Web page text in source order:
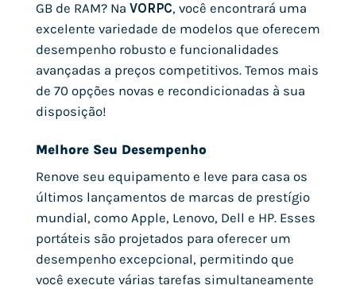
GB de RAM? Na VORPC, você encontrará uma
excelente variedade de modelos que oferecem
desempenho robusto e funcionalidades
avançadas a preços competitivos. Temos mais
de 70 opções novas e recondicionadas à sua
disposição!
Melhore Seu Desempenho
Renove seu equipamento e leve para casa os
últimos lançamentos de marcas de prestígio
mundial, como Apple, Lenovo, Dell e HP. Esses
portáteis são projetados para oferecer um
desempenho excepcional, permitindo que
você execute várias tarefas simultaneamente